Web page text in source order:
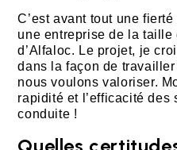
C’est avant tout une
une entreprise de la taille
d’Alfaloc. Le projet, je
dans la façon de travailler
nous voulons valoriser.
rapidité et l’efficacité des
conduite !